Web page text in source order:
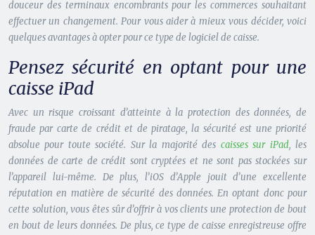
douceur des terminaux encombrants pour les commerces souhaitant
effectuer un changement. Pour vous aider à mieux vous décider, voici
quelques avantages à opter pour ce type de logiciel de caisse.
Pensez sécurité en optant pour une
caisse iPad
Avec un risque croissant d’atteinte à la protection des données, de
fraude par carte de crédit et de piratage, la sécurité est une priorité
absolue pour toute société. Sur la majorité des caisses sur iPad, les
données de carte de crédit sont cryptées et ne sont pas stockées sur
l’appareil lui-même. De plus, l’iOS d’Apple jouit d’une excellente
réputation en matière de sécurité des données. En optant donc pour
cette solution, vous êtes sûr d’offrir à vos clients une protection de bout
en bout de leurs données. De plus, ce type de caisse enregistreuse offre